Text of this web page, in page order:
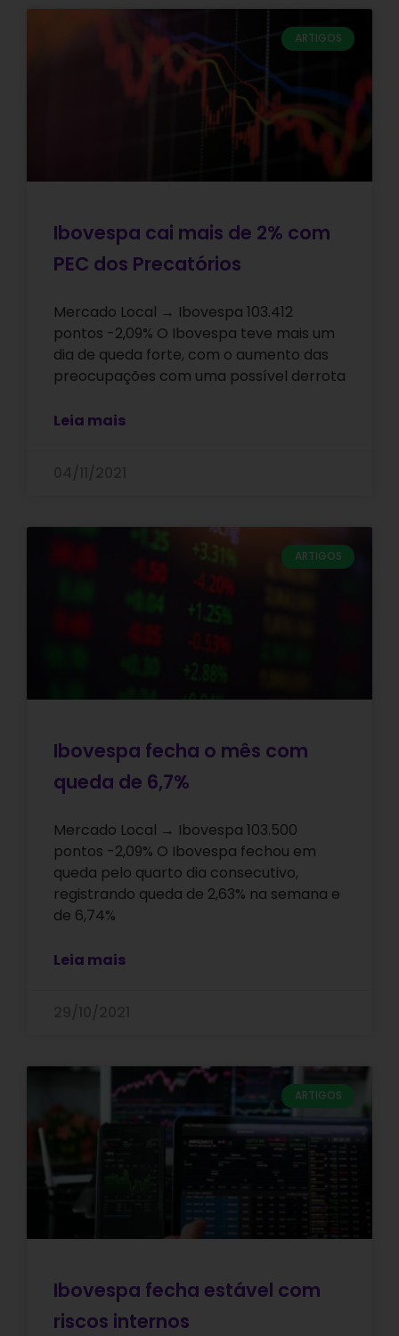
ARTIGOS
Ibovespa cai mais de 2% com
PEC dos Precatórios
Mercado Local → Ibovespa 103.412
pontos -2,09% O Ibovespa teve mais um
dia de queda forte, com o aumento das
preocupações com uma possível derrota
Leia mais
ARTIGOS
Ibovespa fecha o mês com
queda de 6,7%
Mercado Local → Ibovespa 103.500
pontos -2,09% O Ibovespa fechou em
queda pelo quarto dia consecutivo,
registrando queda de 2,63% na semana e
de 6,74%
Leia mais
ARTIGOS
Ibovespa fecha estável com
riscos internos